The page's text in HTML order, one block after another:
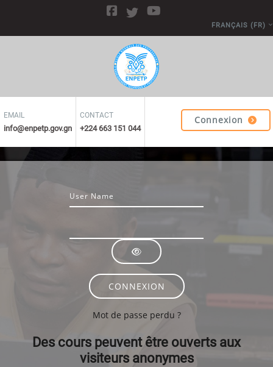
Passer au contenu principal
FRANÇAIS ‎(FR)‎
Connexion
EMAIL
info@enpetp.gov.gn
CONTACT
+224 663 151 044
CONNEXION
Mot de passe perdu ?
Des cours peuvent être ouverts aux
visiteurs anonymes